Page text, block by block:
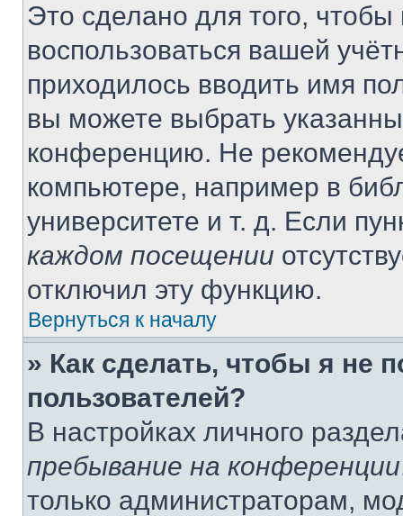
Это сделано для того, чтобы
воспользоваться вашей
приходилось вводить имя
вы можете выбрать
конференцию. Не
компьютере, например в
университете и т. д. Если
каждом посещении
отключил эту функцию.
Вернуться к началу
» Как сделать, чтобы я не
пользователей?
В настройках личного
пребывание на конференции
только администраторам,